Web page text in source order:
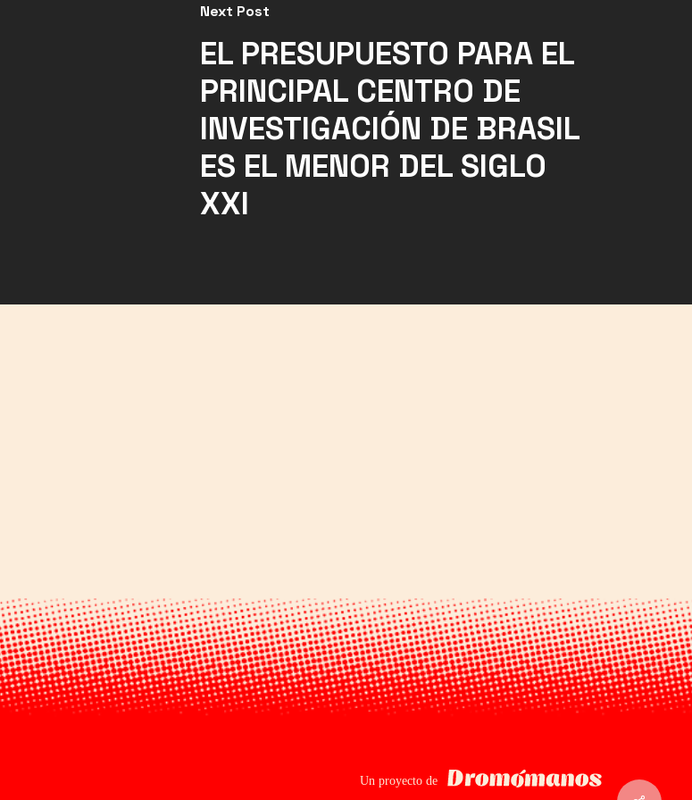
Next Post
EL PRESUPUESTO PARA EL
PRINCIPAL CENTRO DE
INVESTIGACIÓN DE BRASIL
ES EL MENOR DEL SIGLO
XXI
Un proyecto de Dromomanos